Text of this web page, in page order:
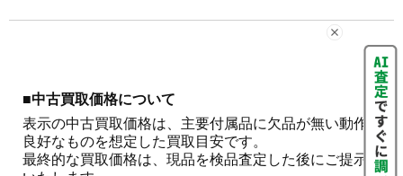
■中古買取価格について
表示の中古買取価格は、主要付属品に欠品が無い動作
良好なものを想定した買取目安です。
最終的な買取価格は、現品を検品査定した後にご提示